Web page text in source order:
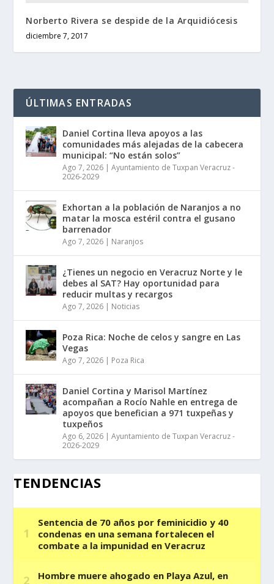
Norberto Rivera se despide de la Arquidiócesis
diciembre 7, 2017
ÚLTIMAS ENTRADAS
Daniel Cortina lleva apoyos a las
comunidades más alejadas de la cabecera
municipal: “No están solos”
Ago 7, 2026 |Ayuntamiento de Tuxpan Veracruz -
2026-2029
Exhortan a la población de Naranjos a no
matar la mosca estéril contra el gusano
barrenador
Ago 7, 2026 | Naranjos
¿Tienes un negocio en Veracruz Norte y le
debes al SAT? Hay oportunidad para
reducir multas y recargos
Ago 7, 2026 | Noticias
Poza Rica: Noche de celos y sangre en Las
Vegas
Ago 7, 2026 | Poza Rica
Daniel Cortina y Marisol Martínez
acompañan a Rocío Nahle en entrega de
apoyos que benefician a 971 tuxpeñas y
tuxpeños
Ago 6, 2026 |Ayuntamiento de Tuxpan Veracruz -
2026-2029
TENDENCIAS